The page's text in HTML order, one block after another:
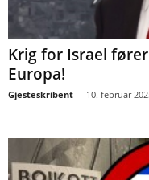
Krig for Israel
Europa!
Gjesteskribent - 10. februar